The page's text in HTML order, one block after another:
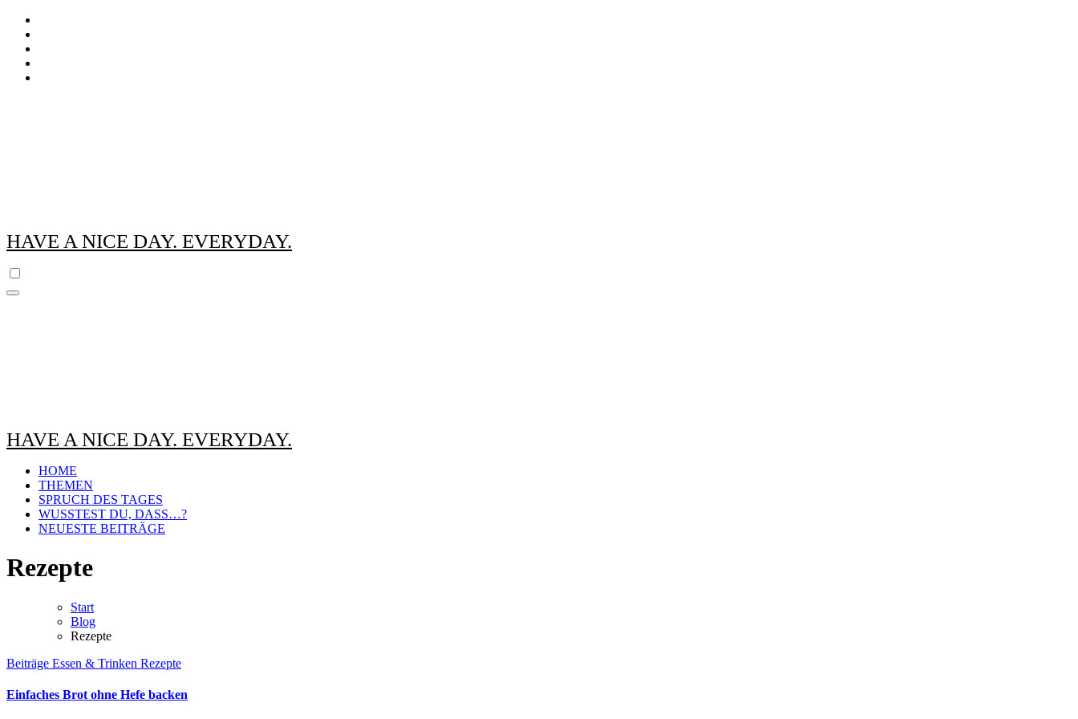
Zum
Inhalt
springen
HAVE A NICE DAY. EVERYDAY.
HAVE A NICE DAY. EVERYDAY.
HOME
THEMEN
SPRUCH DES TAGES
WUSSTEST DU, DASS…?
NEUESTE BEITRÄGE
Rezepte
Start
Blog
Rezepte
Beiträge Essen & Trinken Rezepte
Einfaches Brot ohne Hefe backen